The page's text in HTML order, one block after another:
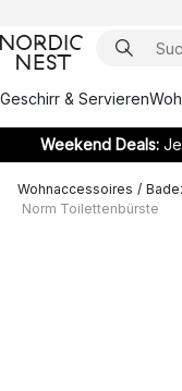
Geschirr & Servieren
Weekend Deals:
Wohnaccessoires /
Norm Toilettenbürste